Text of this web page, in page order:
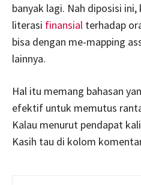
banyak lagi. Nah diposisi
literasi finansial terhadap
bisa dengan me-mapping
lainnya.
Hal itu memang bahasan
efektif untuk memutus
Kalau menurut pendapat
Kasih tau di kolom